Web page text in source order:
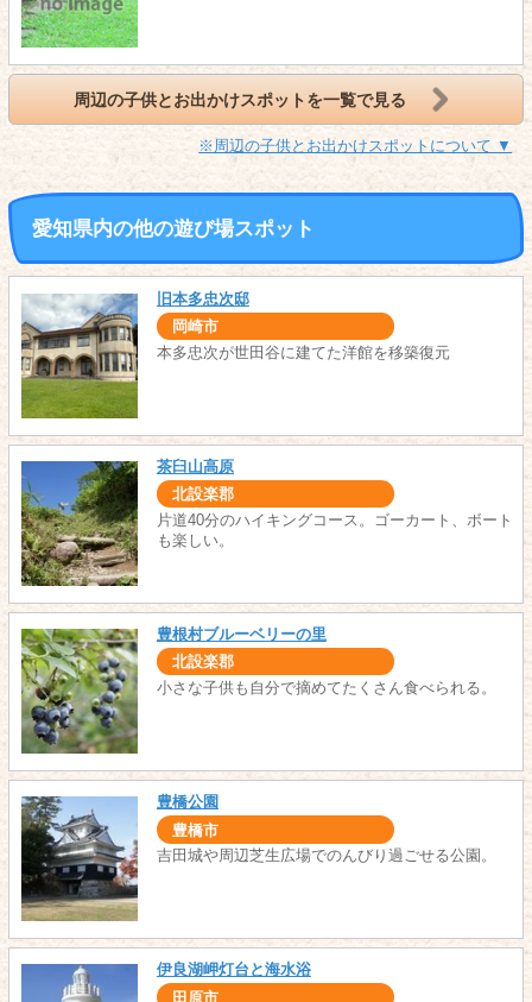
周辺の子供とお出かけスポットを一覧で見る
※周辺の子供とお出かけスポットについて ▼
愛知県内の他の遊び場スポット
旧本多忠次邸
岡崎市
本多忠次が世田谷に建てた洋館を移築復元
茶臼山高原
北設楽郡
片道40分のハイキングコース。ゴーカート、ボート
も楽しい。
豊根村ブルーベリーの里
北設楽郡
小さな子供も自分で摘めてたくさん食べられる。
豊橋公園
豊橋市
吉田城や周辺芝生広場でのんびり過ごせる公園。
伊良湖岬灯台と海水浴
田原市